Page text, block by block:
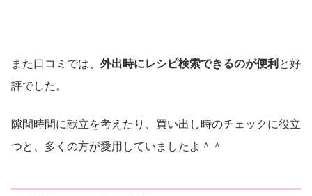
また口コミでは、 外出時にレシピ検索できるのが便利 と好
評でした。
隙間時間に献立を考えたり、買い出し時のチェックに役立
つと、多くの方が愛用していましたよ＾＾